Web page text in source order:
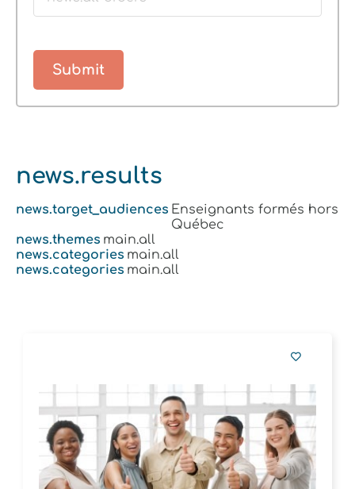
news.results
news.target_audiences Enseignants formés hors
Québec
news.themes main.all
news.categories main.all
news.categories main.all